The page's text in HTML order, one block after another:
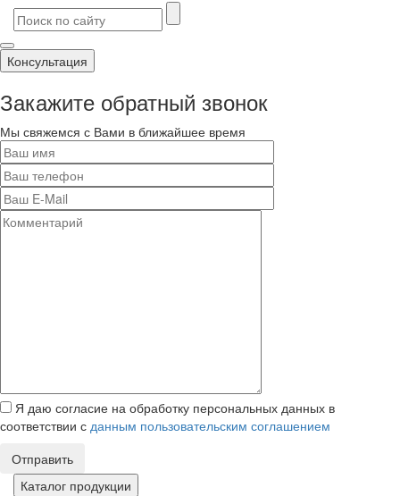
Консультация
Закажите обратный звонок
Мы свяжемся с Вами в ближайшее время
Я даю согласие на обработку персональных данных в
соответствии с данным пользовательским соглашением
Отправить
Каталог продукции